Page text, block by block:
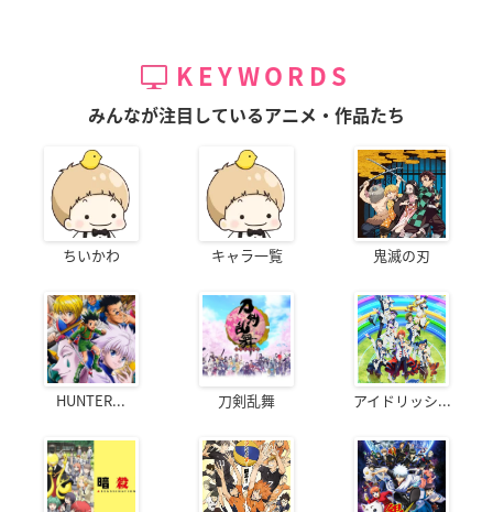
KEYWORDS
みんなが注目しているアニメ・作品たち
ちいかわ キャラ一覧 鬼滅の刃
HUNTER... 刀剣乱舞 アイドリッシ...